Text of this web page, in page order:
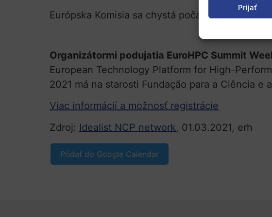
Prijať
Európska Komisia sa chystá počas podujatia
Organizátormi podujatia EuroHPC Summit
European Technology Platform for High-
2021 má na starosti Fundação para a Ciência
Viac informácií a možnosť registrácie
Zdroj: Idealist NCP network, 01.03.2021, erh
Pridať do Google Calendar